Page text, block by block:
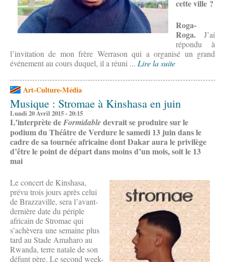
cette ville ?
Roga-
Roga. J’ai
répondu à
l’invitation de mon frère Werrason qui a organisé un grand
événement au cours duquel, il a réuni ... Lire la suite
Art-Culture-Média
Musique : Stromae à Kinshasa en juin
Lundi 20 Avril 2015 - 20:15
L’interprète deFormidabledevrait se produire sur le
podium du Théâtre de Verdure le samedi 13 juin dans le
cadre de sa tournée africaine dont Dakar aura le privilège
d’être le point de départ dans moins d’un mois, soit le 13
mai
Le concert de Kinshasa,
prévu trois jours après celui
de Brazzaville, sera l’avant-
dernière date du périple
africain de Stromae qui
s’achèvera une semaine plus
tard au Stade Amaharo au
Rwanda, terre natale de son
défunt père. Le second week-